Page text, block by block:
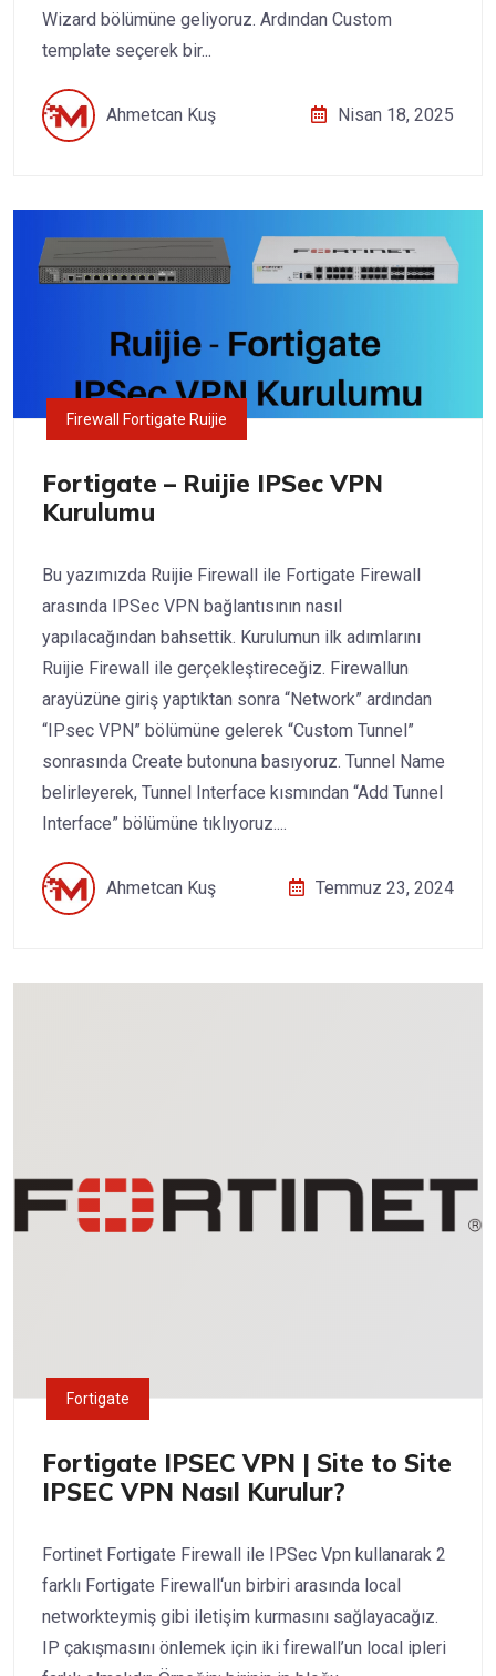
Wizard bölümüne geliyoruz. Ardından Custom
template seçerek bir...
Ahmetcan Kuş Nisan 18, 2025
Firewall Fortigate Ruijie
Fortigate – Ruijie IPSec VPN
Kurulumu
Bu yazımızda Ruijie Firewall ile Fortigate Firewall
arasında IPSec VPN bağlantısının nasıl
yapılacağından bahsettik. Kurulumun ilk adımlarını
Ruijie Firewall ile gerçekleştireceğiz. Firewallun
arayüzüne giriş yaptıktan sonra “Network” ardından
“IPsec VPN” bölümüne gelerek “Custom Tunnel”
sonrasında Create butonuna basıyoruz. Tunnel Name
belirleyerek, Tunnel Interface kısmından “Add Tunnel
Interface” bölümüne tıklıyoruz....
Ahmetcan Kuş Temmuz 23, 2024
Fortigate
Fortigate IPSEC VPN | Site to Site
IPSEC VPN Nasıl Kurulur?
Fortinet Fortigate Firewall ile IPSec Vpn kullanarak 2
farklı Fortigate Firewall‘un birbiri arasında local
networkteymiş gibi iletişim kurmasını sağlayacağız.
IP çakışmasını önlemek için iki firewall’un local ipleri